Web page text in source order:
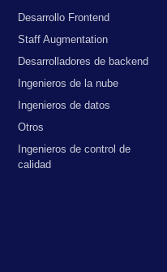
Desarrollo Frontend
Staff Augmentation
Desarrolladores de backend
Ingenieros de la nube
Ingenieros de datos
Otros
Ingenieros de control de
calidad